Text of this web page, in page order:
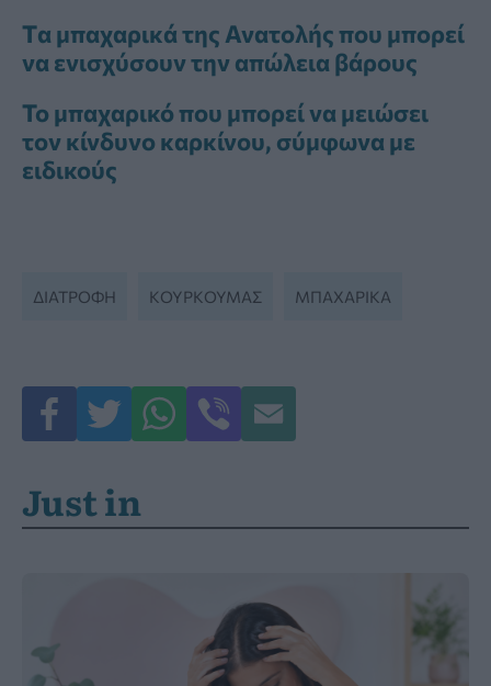
Tα μπαχαρικά της Ανατολής που μπορεί
να ενισχύσουν την απώλεια βάρους
Το μπαχαρικό που μπορεί να μειώσει
τον κίνδυνο καρκίνου, σύμφωνα με
ειδικούς
ΔΙΑΤΡΟΦΉ ΚΟΥΡΚΟΥΜΆΣ ΜΠΑΧΑΡΙΚΑ
Just in